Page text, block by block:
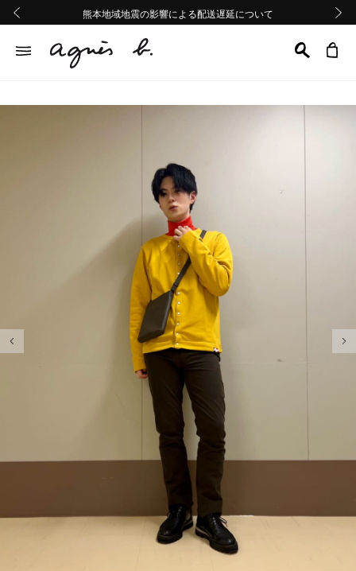
熊本地域地震の影響による配送遅延について
Summer Sale 2buy10%OFF!!
熊本地域地震の影響による配送遅延について
Summer Sale 2buy10%OFF!!
前の画像